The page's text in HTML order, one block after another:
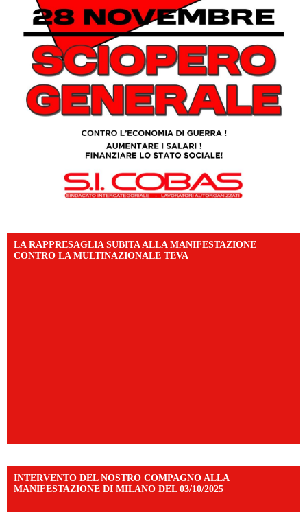
LA RAPPRESAGLIA SUBITA ALLA MANIFESTAZIONE
CONTRO LA MULTINAZIONALE TEVA
INTERVENTO DEL NOSTRO COMPAGNO ALLA
MANIFESTAZIONE DI MILANO DEL 03/10/2025